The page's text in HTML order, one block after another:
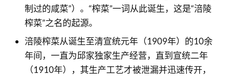
制过的咸菜”）。“榨菜”一词从此诞生，这是“涪陵
榨菜”之名的起源。
涪陵榨菜从诞生至清宣统元年（1909年）的10余
年间，一直为邱家独家生产经营，直到宣统二年
（1910年），其生产工艺才被泄漏并迅速传开，